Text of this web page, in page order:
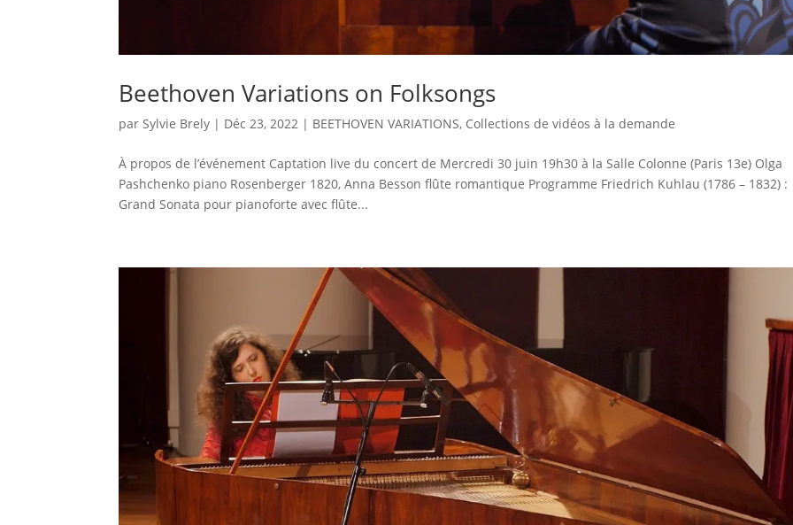
Beethoven Variations on Folksongs
parSylvie Brely | Déc 23, 2022 | BEETHOVEN VARIATIONS, Collections de vidéos à la demande
À propos de l’événement Captation live du concert de Mercredi 30 juin 19h30 à la Salle Colonne (Paris 13e) Olga
Pashchenko piano Rosenberger 1820, Anna Besson flûte romantique Programme Friedrich Kuhlau (1786 – 1832) :
Grand Sonata pour pianoforte avec flûte...